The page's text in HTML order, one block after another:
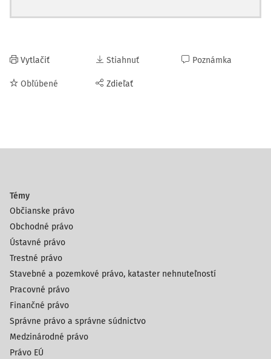
Vytlačiť
Obľúbené
Stiahnuť
Zdieľať
Poznámka
Témy
Občianske právo
Obchodné právo
Ústavné právo
Trestné právo
Stavebné a pozemkové právo, kataster nehnuteľností
Pracovné právo
Finančné právo
Správne právo a správne súdnictvo
Medzinárodné právo
Právo EÚ